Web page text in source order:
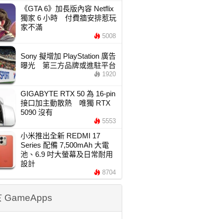
《GTA 6》加長版內容 Netflix
獨家 6 小時 付費牆安排惹玩
家不滿
5008
Sony 擬增加 PlayStation 廣告
曝光 第三方品牌或進駐平台
1920
GIGABYTE RTX 50 為 16-pin
接口加主動散熱 唯獨 RTX
5090 沒有
5553
小米推出全新 REDMI 17
Series 配備 7,500mAh 大電
池、6.9 吋大螢幕及日常耐用
設計
8704
GameApps